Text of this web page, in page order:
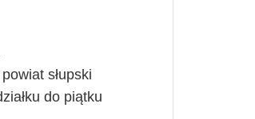
słupski
do piątku